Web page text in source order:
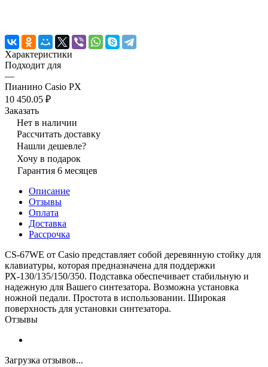
Характеристики
Подходит для
—
Пианино Casio PX
10 450.05 ₽
Заказать
Нет в наличии
Рассчитать доставку
Нашли дешевле?
Хочу в подарок
Гарантия 6 месяцев
Описание
Отзывы
Оплата
Доставка
Рассрочка
CS-67WE от Casio представляет собой деревянную стойку для
клавиатуры, которая предназначена для поддержки
РХ-130/135/150/350. Подставка обеспечивает стабильную и
надежную для Вашего синтезатора. Возможна установка
ножной педали. Простота в использовании. Широкая
поверхность для установки синтезатора.
Отзывы
Загрузка отзывов...